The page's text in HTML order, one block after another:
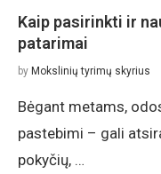
Kaip pasirinkti ir
patarimai
by Mokslinių tyrimų skyrius
Bėgant metams,
pastebimi – gali
pokyčių, …